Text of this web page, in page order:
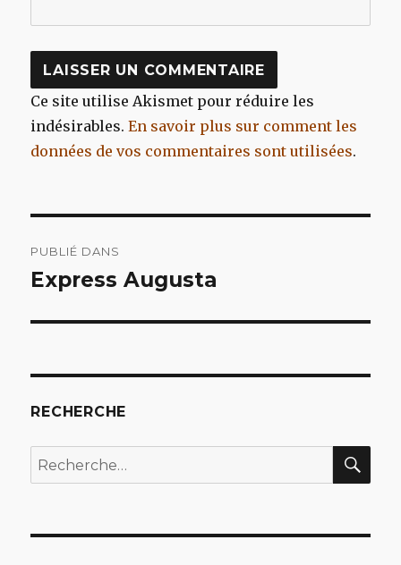
Ce site utilise Akismet pour réduire les
indésirables.En savoir plus sur comment les
données de vos commentaires sont utilisées.
de
PUBLIÉ DANS
Express Augusta
RECHERCHE
Recherche
pour